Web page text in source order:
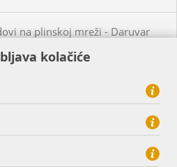
na plinskoj mreži - Daruvar
na plinskoj mreži - Virovitica
kolačiće